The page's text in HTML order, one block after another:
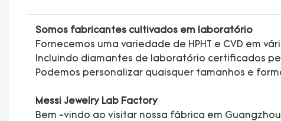
Somos fabricantes cultivados em laboratório
Fornecemos uma variedade de HPHT e CVD em
Incluindo diamantes de laboratório certificados
Podemos personalizar quaisquer tamanhos e
Messi Jewelry Lab Factory
Bem -vindo ao visitar nossa fábrica em Guangzhou